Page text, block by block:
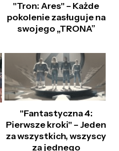
"Tron: Ares" – Każde
pokolenie zasługuje na
swojego „TRONA”
"Fantastyczna 4:
Pierwsze kroki" – Jeden
za wszystkich, wszyscy
za jednego